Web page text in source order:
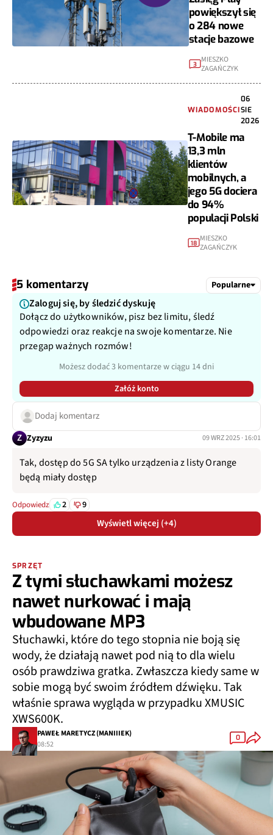
powiększył się
o 284 nowe
stacje bazowe
3 MIESZKO
ZAGAŃCZYK
WIADOMOŚCI
06
SIE
2026
T-Mobile ma
13,3 mln
klientów
mobilnych, a
jego 5G dociera
do 94%
populacji Polski
18 MIESZKO
ZAGAŃCZYK
5 komentarzy Popularne
Zaloguj się, by śledzić dyskuję
Dołącz do użytkowników, pisz bez limitu, śledź
odpowiedzi oraz reakcje na swoje komentarze. Nie
przegap ważnych rozmów!
Możesz dodać 3 komentarze w ciągu 14 dni
Załóż konto
Dodaj komentarz
Z Zyzyzu 09 WRZ 2025 · 16:01
Tak, dostęp do 5G SA tylko urządzenia z listy Orange
będą miały dostęp
Odpowiedz 2 9
Wyświetl więcej (+4)
SPRZĘT
Z tymi słuchawkami możesz
nawet nurkować i mają
wbudowane MP3
Słuchawki, które do tego stopnia nie boją się
wody, że działają nawet pod nią to dla wielu
osób prawdziwa gratka. Zwłaszcza kiedy same w
sobie mogą być swoim źródłem dźwięku. Tak
właśnie sprawa wygląda w przypadku XMUSIC
XWS600K.
PAWEŁ MARETYCZ (MANIIIEK)
08:52
0